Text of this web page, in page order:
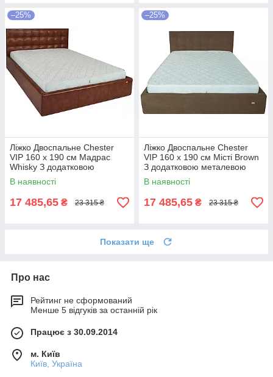
–25%
Ліжко Двоспальне Chester
VIP 160 х 190 см Мадрас
Whisky З додатковою
металевою цільнозварною
рамою Коричневий
В наявності
17 485,65 ₴ 23 315 ₴
–25%
Ліжко Двоспальне Chester
VIP 160 х 190 см Місті Brown
З додатковою металевою
цільнозварною рамою
Коричневий
В наявності
17 485,65 ₴ 23 315 ₴
Показати ще
Про нас
Рейтинг не сформований
Менше 5 відгуків за останній рік
Працює з 30.09.2014
м. Київ
Київ, Україна